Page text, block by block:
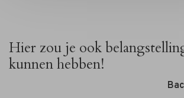
Hier zou je ook
kunnen hebben!